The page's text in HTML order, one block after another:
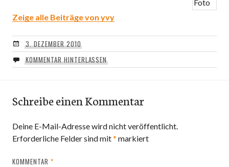
Zeige alle Beiträge von yvy
3. DEZEMBER 2010
KOMMENTAR HINTERLASSEN
Schreibe einen Kommentar
Deine E-Mail-Adresse wird nicht veröffentlicht.
Erforderliche Felder sind mit* markiert
KOMMENTAR *